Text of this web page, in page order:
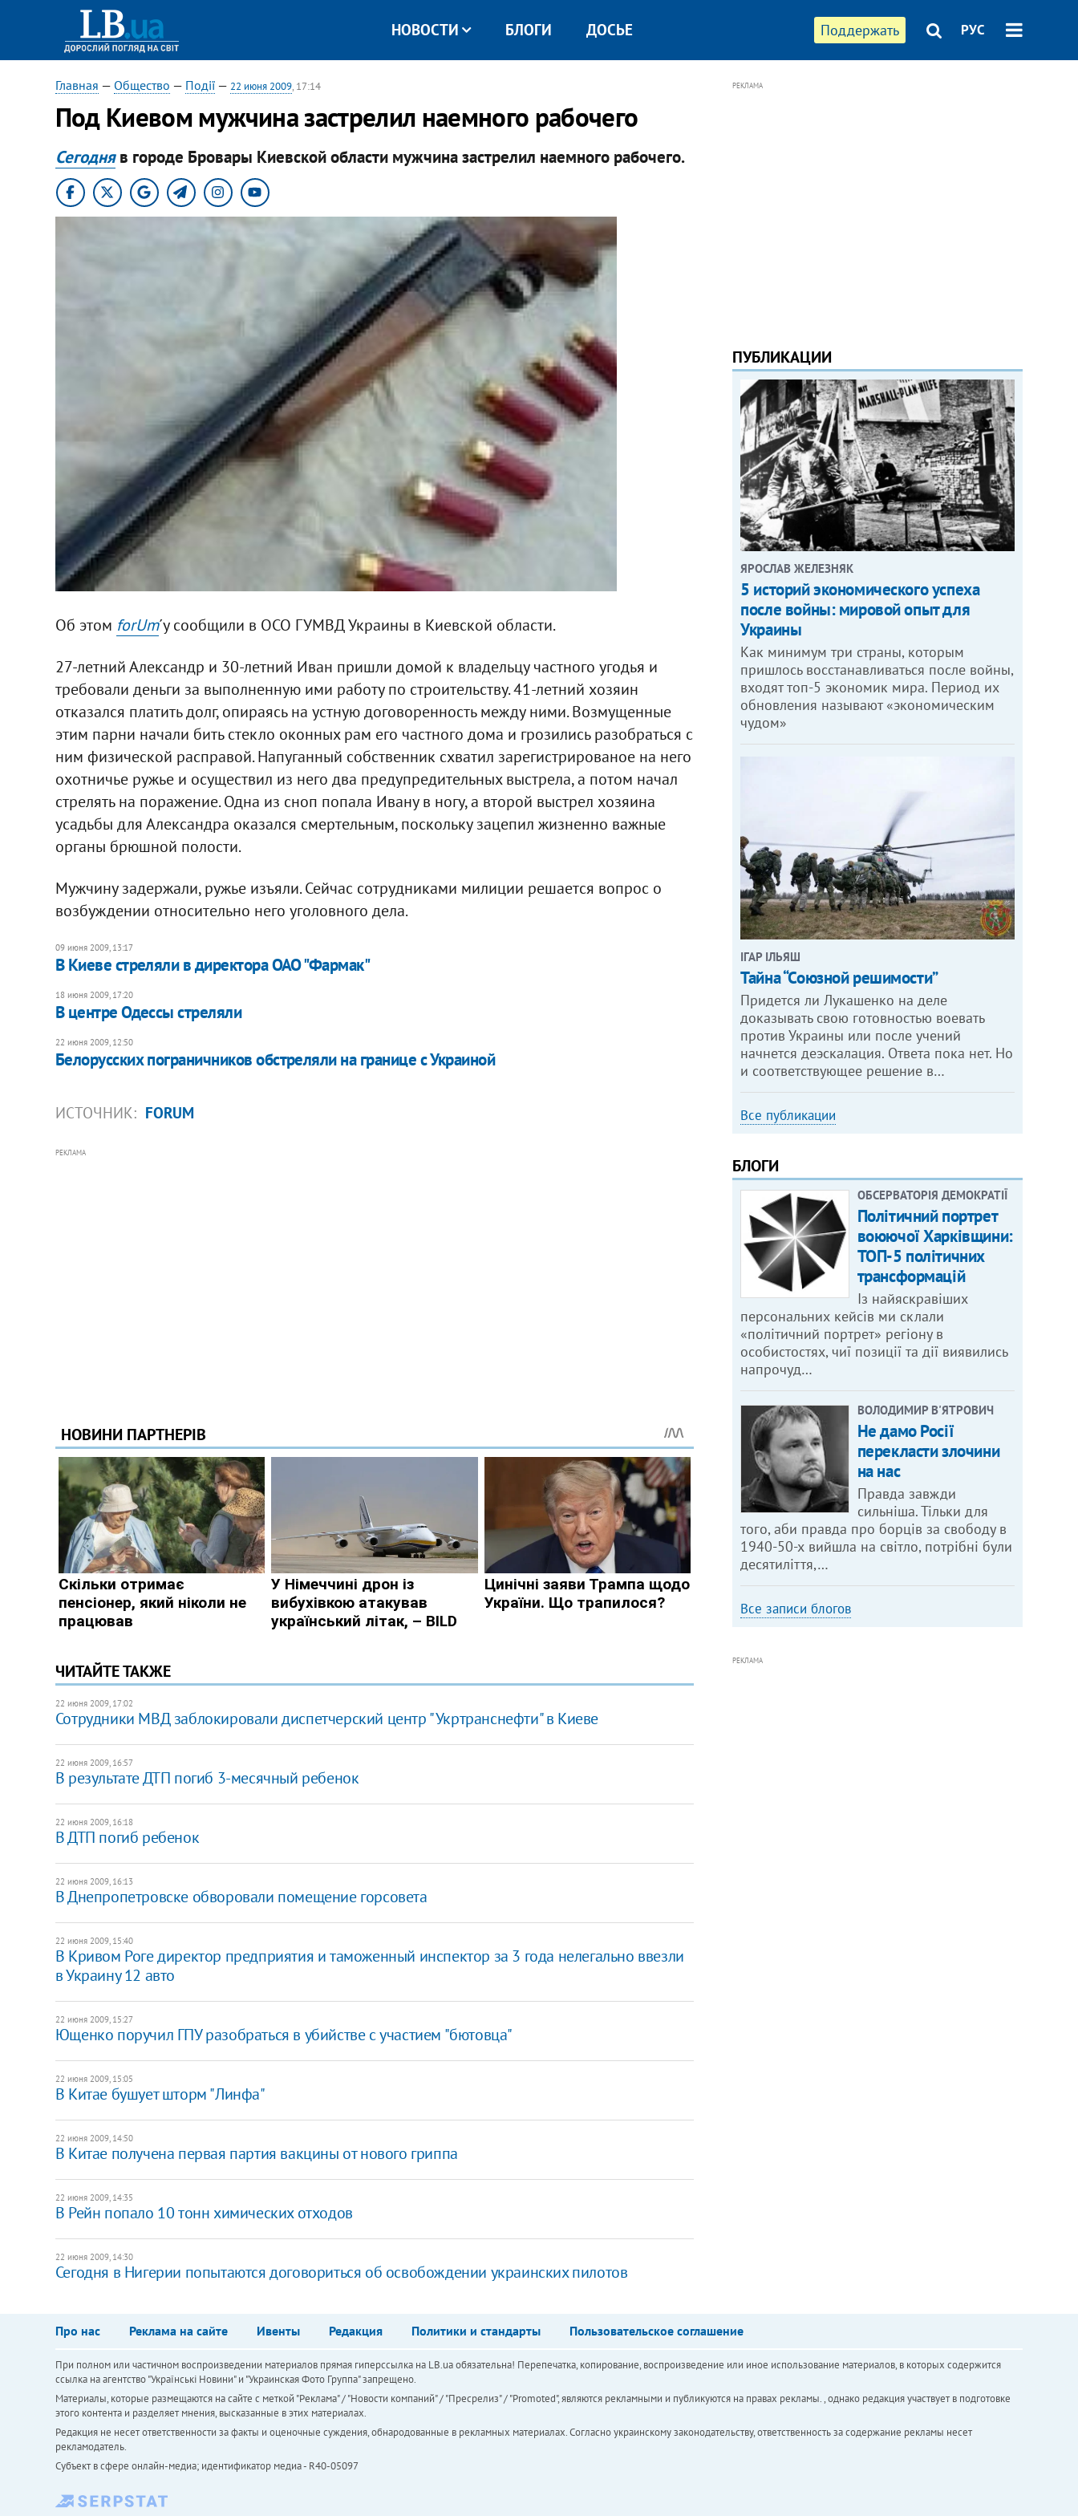
Поддержать РУС
НОВОСТИ БЛОГИ ДОСЬЕ
Главная — Общество — Події— 22 июня 2009, 17:14
Под Киевом мужчина застрелил наемного рабочего
Сегодняв городе Бровары Киевской области мужчина застрелил наемного рабочего.
Об этом forUm´у сообщили в ОСО ГУМВД Украины в Киевской области.
27-летний Александр и 30-летний Иван пришли домой к владельцу частного угодья и
требовали деньги за выполненную ими работу по строительству. 41-летний хозяин
отказался платить долг, опираясь на устную договоренность между ними. Возмущенные
этим парни начали бить стекло оконных рам его частного дома и грозились разобраться с
ним физической расправой. Напуганный собственник схватил зарегистрированое на него
охотничье ружье и осуществил из него два предупредительных выстрела, а потом начал
стрелять на поражение. Одна из сноп попала Ивану в ногу, а второй выстрел хозяина
усадьбы для Александра оказался смертельным, поскольку зацепил жизненно важные
органы брюшной полости.
Мужчину задержали, ружье изъяли. Сейчас сотрудниками милиции решается вопрос о
возбуждении относительно него уголовного дела.
09 июня 2009, 13:17
В Киеве стреляли в директора ОАО "Фармак"
18 июня 2009, 17:20
В центре Одессы стреляли
22 июня 2009, 12:50
Белорусских пограничников обстреляли на границе с Украиной
ИСТОЧНИК: FORUM
РЕКЛАМА
ЧИТАЙТЕ ТАКЖЕ
22 июня 2009, 17:02
Сотрудники МВД заблокировали диспетчерский центр "Укртранснефти" в Киеве
22 июня 2009, 16:57
В результате ДТП погиб 3-месячный ребенок
22 июня 2009, 16:18
В ДТП погиб ребенок
22 июня 2009, 16:13
В Днепропетровске обворовали помещение горсовета
22 июня 2009, 15:40
В Кривом Роге директор предприятия и таможенный инспектор за 3 года нелегально ввезли
в Украину 12 авто
22 июня 2009, 15:27
Ющенко поручил ГПУ разобраться в убийстве с участием "бютовца"
22 июня 2009, 15:05
В Китае бушует шторм "Линфа"
22 июня 2009, 14:50
В Китае получена первая партия вакцины от нового гриппа
22 июня 2009, 14:35
В Рейн попало 10 тонн химических отходов
22 июня 2009, 14:30
Сегодня в Нигерии попытаются договориться об освобождении украинских пилотов
РЕКЛАМА
ПУБЛИКАЦИИ
ЯРОСЛАВ ЖЕЛЕЗНЯК
5 историй экономического успеха
после войны: мировой опыт для
Украины
Как минимум три страны, которым
пришлось восстанавливаться после войны,
входят топ-5 экономик мира. Период их
обновления называют «экономическим
чудом»
ІГАР ІЛЬЯШ
Тайна “Союзной решимости”
Придется ли Лукашенко на деле
доказывать свою готовностью воевать
против Украины или после учений
начнется деэскалация. Ответа пока нет. Но
и соответствующее решение в…
Все публикации
БЛОГИ
ОБСЕРВАТОРІЯ ДЕМОКРАТІЇ
Політичний портрет
воюючої Харківщини:
ТОП-5 політичних
трансформацій
Із найяскравіших
персональних кейсів ми склали
«політичний портрет» регіону в
особистостях, чиї позиції та дії виявились
напрочуд…
ВОЛОДИМИР В'ЯТРОВИЧ
Не дамо Росії
перекласти злочини
на нас
Правда завжди
сильніша. Тільки для
того, аби правда про борців за свободу в
1940-50-х вийшла на світло, потрібні були
десятиліття,…
Все записи блогов
РЕКЛАМА
Про нас Реклама на сайте Ивенты Редакция Политики и стандарты Пользовательское соглашение
При полном или частичном воспроизведении материалов прямая гиперссылка на LB.ua обязательна! Перепечатка, копирование, воспроизведение или иное использование материалов, в которых содержится
ссылка на агентство "Українськi Новини" и "Украинская Фото Группа" запрещено.
Материалы, которые размещаются на сайте с меткой "Реклама" / "Новости компаний" / "Пресрелиз" / "Promoted", являются рекламными и публикуются на правах рекламы. , однако редакция участвует в подготовке
этого контента и разделяет мнения, высказанные в этих материалах.
Редакция не несет ответственности за факты и оценочные суждения, обнародованные в рекламных материалах. Согласно украинскому законодательству, ответственность за содержание рекламы несет
рекламодатель.
Субъект в сфере онлайн-медиа; идентификатор медиа - R40-05097